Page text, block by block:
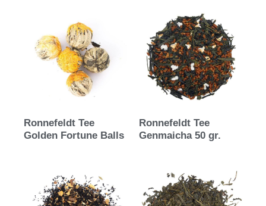
Ronnefeldt Tee
Golden Fortune Balls
Ronnefeldt Tee
Genmaicha 50 gr.